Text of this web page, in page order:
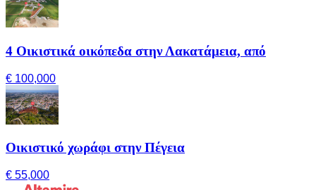
4 Οικιστικά οικόπεδα στην Λακατάμεια, από
€ 100,000
Οικιστικό χωράφι στην Πέγεια
€ 55,000